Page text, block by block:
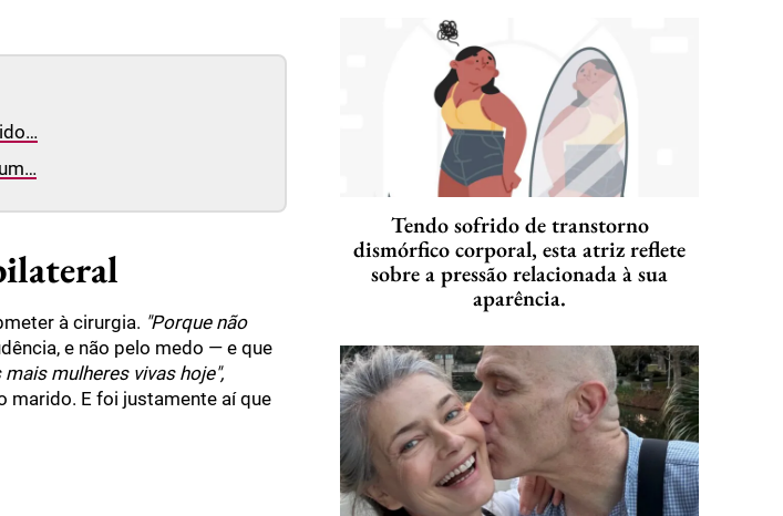
à cirurgia. "Porque não
e não pelo medo — e que
mulheres vivas hoje",
marido. E foi justamente aí que
Tendo sofrido de transtorno
dismórfico corporal, esta atriz reflete
sobre a pressão relacionada à sua
aparência.